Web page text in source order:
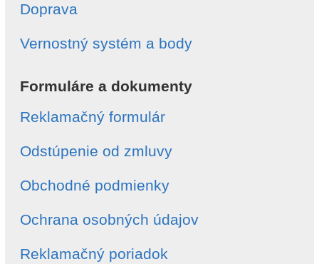
Doprava
Vernostný systém a body
Formuláre a dokumenty
Reklamačný formulár
Odstúpenie od zmluvy
Obchodné podmienky
Ochrana osobných údajov
Reklamačný poriadok